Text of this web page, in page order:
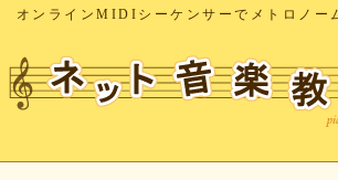
オンラインMIDIシーケンサーでメトロノー